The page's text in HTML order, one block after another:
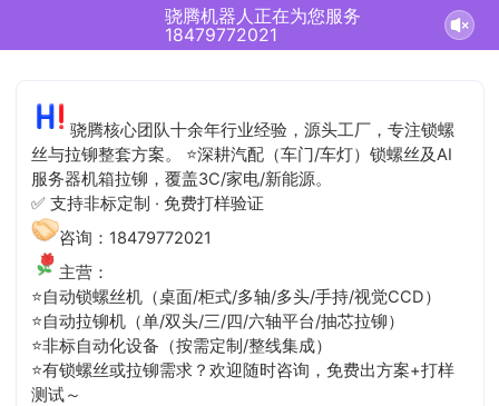
骁腾机器人正在为您服务
18479772021
骁腾核心团队十余年行业经验，源头工厂，专注锁螺
丝与拉铆整套方案。 ⭐深耕汽配（车门/车灯）锁螺丝及AI
服务器机箱拉铆，覆盖3C/家电/新能源。
✅ 支持非标定制 · 免费打样验证
咨询：18479772021
主营：
⭐自动锁螺丝机（桌面/柜式/多轴/多头/手持/视觉CCD）
⭐自动拉铆机（单/双头/三/四/六轴平台/抽芯拉铆）
⭐非标自动化设备（按需定制/整线集成）
⭐有锁螺丝或拉铆需求？欢迎随时咨询，免费出方案+打样
测试～